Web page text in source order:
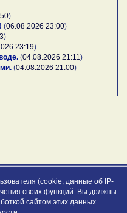
)
(06.08.2026 23:00)
)
23:19)
(04.08.2026 21:11 )
(04.08.2026 21:00)
(cookie, данные об IP-
своих функций. Вы должны
сайтом этих данных.